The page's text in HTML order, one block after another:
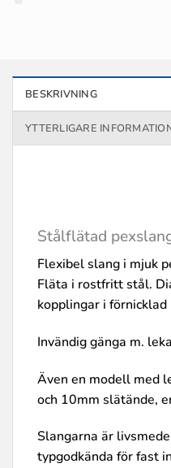
BESKRIVNING
YTTERLIGARE
Stålflätad
Flexibel slang i mjuk
Fläta i rostfritt stål.
kopplingar i
Invändig gänga m.
Även en modell med
och 10mm slätände,
Slangarna är
typgodkända för fast